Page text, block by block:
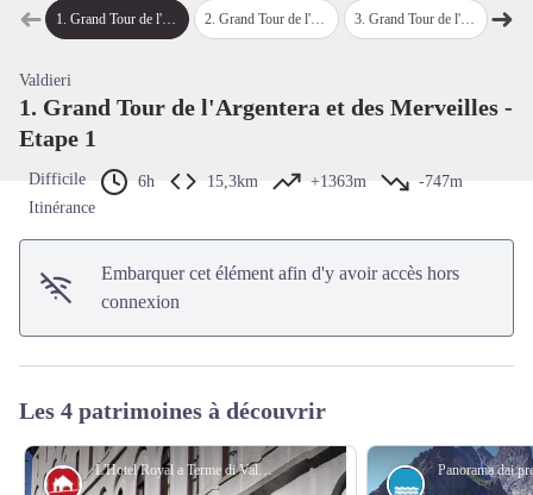
Voir l'image en plein écran
➜Étape précédente
1. Grand Tour de l'Argentera et des Merveilles - Etape 1 2.Grand Tour de l'Argentera et des Merveilles - Etape 2 3. Grand Tour de l'Argentera et des Merveilles - Etape 3 4.
➜
Valdieri
1. Grand Tour de l'Argentera et des Merveilles -
Etape 1
Difficile 6h 15,3km +1363m
-747m
Itinérance
Embarquer cet élément afin d'y avoir accès hors
connexion
Les 4 patrimoines à découvrir
L'Hotel Royal a Terme di Valdieri - Roberto Pockaj
Architecture Lac